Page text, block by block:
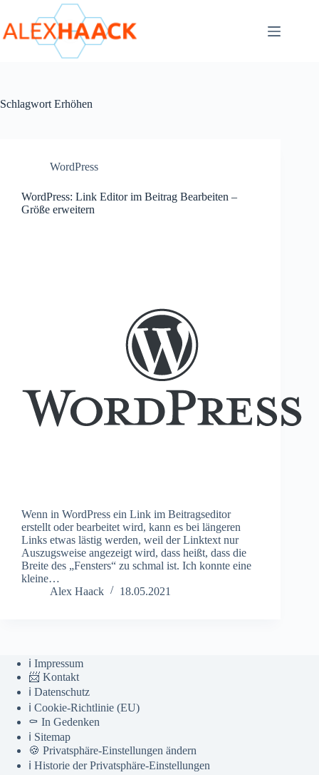
springen
Schlagwort Erhöhen
WordPress
WordPress: Link Editor im Beitrag Bearbeiten –
Größe erweitern
Wenn in WordPress ein Link im Beitragseditor
erstellt oder bearbeitet wird, kann es bei längeren
Links etwas lästig werden, weil der Linktext nur
Auszugsweise angezeigt wird, dass heißt, dass die
Breite des „Fensters“ zu schmal ist. Ich konnte eine
kleine…
Alex Haack
18.05.2021
ℹ️ Impressum
📨 Kontakt
ℹ️ Datenschutz
ℹ️ Cookie-Richtlinie (EU)
⚰️ In Gedenken
ℹ️ Sitemap
🍪 Privatsphäre-Einstellungen ändern
ℹ️ Historie der Privatsphäre-Einstellungen